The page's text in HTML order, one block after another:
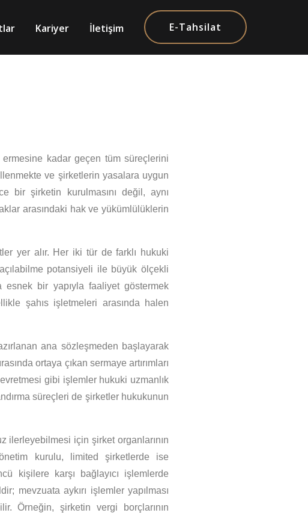
Kariyer İletişim E-Tahsilat
kadar geçen tüm süreçlerini
ve şirketlerin yasalara uygun
bir şirketin kurulmasını değil, aynı
arasındaki hak ve yükümlülüklerin
yer alır. Her iki tür de farklı hukuki
potansiyeli ile büyük ölçekli
bir yapıyla faaliyet göstermek
şahıs işletmeleri arasında halen
ana sözleşmeden başlayarak
ortaya çıkan sermaye artırımları
gibi işlemler hukuki uzmanlık
süreçleri de şirketler hukukunun
ilerleyebilmesi için şirket organlarının
kurulu, limited şirketlerde ise
kişilere karşı bağlayıcı işlemlerde
mevzuata aykırı işlemler yapılması
Örneğin, şirketin vergi borçlarının